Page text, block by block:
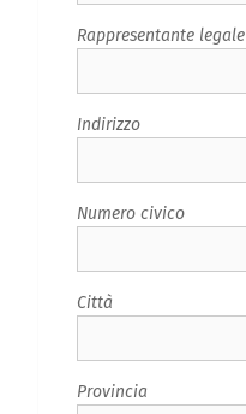
Rappresentante legale
Indirizzo
Numero civico
Città
Provincia